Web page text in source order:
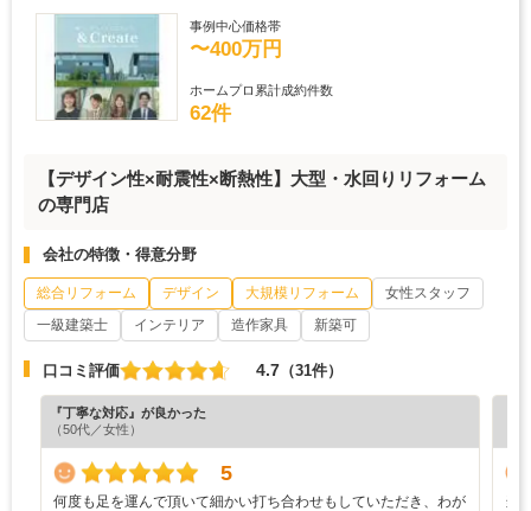
事例中心価格帯
〜400万円
ホームプロ累計成約件数
62件
【デザイン性×耐震性×断熱性】大型・水回りリフォーム
の専門店
会社の特徴・得意分野
総合リフォーム デザイン 大規模リフォーム
女性スタッフ
一級建築士
インテリア 造作家具 新築可
口コミ評価 4.7 （31件）
『丁寧な対応』が良かった
（50代／女性）
5
何度も足を運んで頂いて細かい打ち合わせもしていただき、わが
当